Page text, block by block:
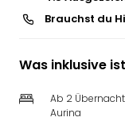
Brauchst du
Was inklusive ist
Ab 2
Aurina